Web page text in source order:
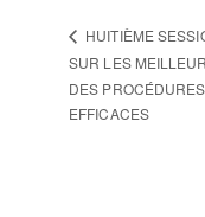
HUITIÈME
SUR LES
DES
EFFICACES